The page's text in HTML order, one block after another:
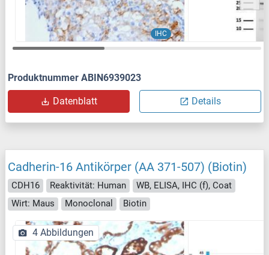
IHC
Produktnummer ABIN6939023
Datenblatt Details
Cadherin-16 Antikörper (AA 371-507) (Biotin)
CDH16 Reaktivität: Human
WB, ELISA, IHC (f), Coat
Wirt: Maus
Monoclonal Biotin
4 Abbildungen